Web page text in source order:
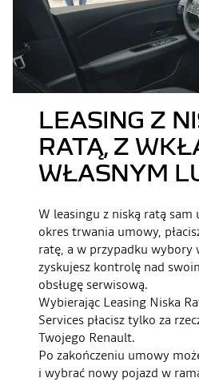
LEASING Z
RATĄ, Z
WŁASNYM
W leasingu z niską ratą sam
okres trwania umowy,
ratę, a w przypadku wybory
zyskujesz kontrolę nad
obsługę serwisową.
Wybierając Leasing Niska
Services płacisz tylko za
Twojego Renault.
Po zakończeniu umowy
i wybrać nowy pojazd w